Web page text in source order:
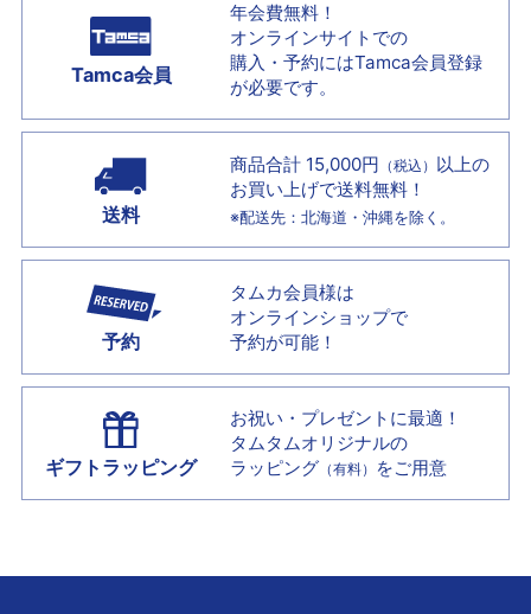
Tamca会員
年会費無料！
オンラインサイトでの
購入・予約にはTamca会員登録
が必要です。
送料
商品合計 15,000円 （税込） 以上の
お買い上げで送料無料！
※配送先：北海道・沖縄を除く。
予約
タムカ会員様は
オンラインショップで
予約が可能！
ギフトラッピング
お祝い・プレゼントに最適！
タムタムオリジナルの
ラッピング （有料） をご用意